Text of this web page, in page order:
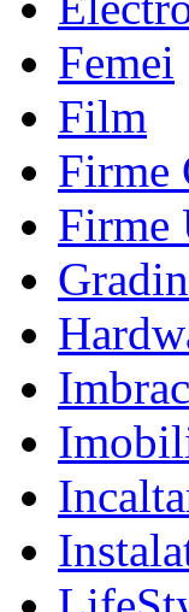
Femei
Film
Firme
Firme